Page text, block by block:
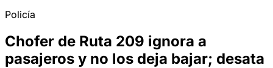
Policía
Chofer de Ruta 209 ignora a
pasajeros y no los deja bajar; desata